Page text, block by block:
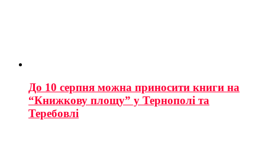
До 10 серпня можна приносити книги на
“Книжкову площу” у Тернополі та
Теребовлі